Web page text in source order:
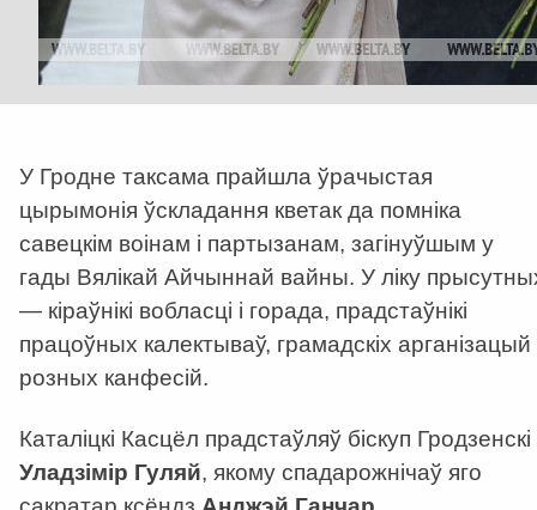
У Гродне таксама прайшла ўрачыстая
цырымонія ўскладання кветак да помніка
савецкім воінам і партызанам, загінуўшым у
гады Вялікай Айчыннай вайны. У ліку
— кіраўнікі вобласці і горада, прадстаўнікі
працоўных калектываў, грамадскіх арганізацый
розных канфесій.
Каталіцкі Касцёл прадстаўляў біскуп Гродзенскі
Уладзімір Гуляй, якому спадарожнічаў яго